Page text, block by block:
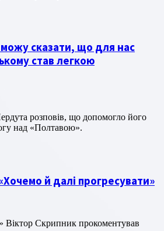
можу сказати, що для нас
став легкою
над «Полтавою».
й далі прогресувати»